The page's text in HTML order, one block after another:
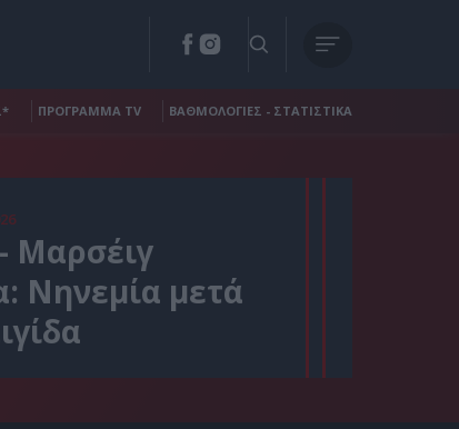
ΠΡΟΓΡΑΜΜΑ TV ΒΑΘΜΟΛΟΓΙΕΣ - ΣΤΑΤΙΣΤΙΚΑ
Μαρσέιγ
Νηνεμία μετά